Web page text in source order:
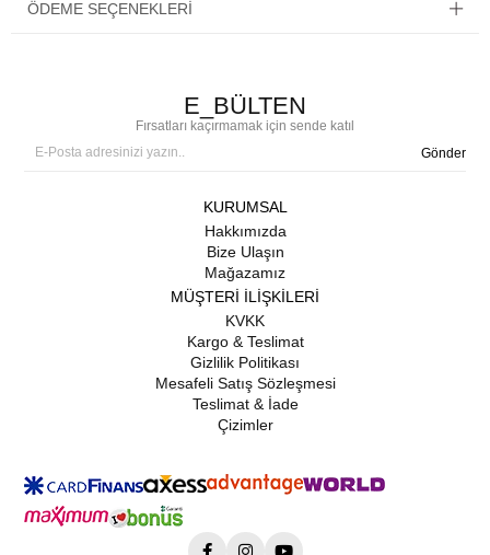
ÖDEME SEÇENEKLERI
E_BÜLTEN
Fırsatları kaçırmamak için sende katıl
Gönder
KURUMSAL
Hakkımızda
Bize Ulaşın
Mağazamız
MÜŞTERİ İLİŞKİLERİ
KVKK
Kargo & Teslimat
Gizlilik Politikası
Mesafeli Satış Sözleşmesi
Teslimat & İade
Çizimler